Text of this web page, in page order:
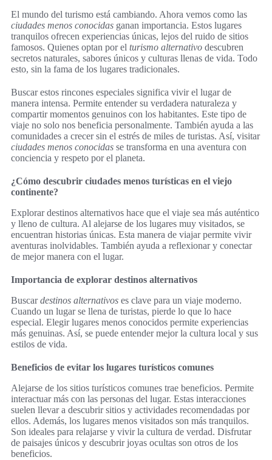
El mundo del turismo está cambiando. Ahora vemos como las
ciudades menos conocidas ganan importancia. Estos lugares
tranquilos ofrecen experiencias únicas, lejos del ruido de sitios
famosos. Quienes optan por el turismo alternativo descubren
secretos naturales, sabores únicos y culturas llenas de vida. Todo
esto, sin la fama de los lugares tradicionales.
Buscar estos rincones especiales significa vivir el lugar de
manera intensa. Permite entender su verdadera naturaleza y
compartir momentos genuinos con los habitantes. Este tipo de
viaje no solo nos beneficia personalmente. También ayuda a las
comunidades a crecer sin el estrés de miles de turistas. Así, visitar
ciudades menos conocidas se transforma en una aventura con
conciencia y respeto por el planeta.
¿Cómo descubrir ciudades menos turísticas en el viejo
continente?
Explorar destinos alternativos hace que el viaje sea más auténtico
y lleno de cultura. Al alejarse de los lugares muy visitados, se
encuentran historias únicas. Esta manera de viajar permite vivir
aventuras inolvidables. También ayuda a reflexionar y conectar
de mejor manera con el lugar.
Importancia de explorar destinos alternativos
Buscardestinos alternativos es clave para un viaje moderno.
Cuando un lugar se llena de turistas, pierde lo que lo hace
especial. Elegir lugares menos conocidos permite experiencias
más genuinas. Así, se puede entender mejor la cultura local y sus
estilos de vida.
Beneficios de evitar los lugares turísticos comunes
Alejarse de los sitios turísticos comunes trae beneficios. Permite
interactuar más con las personas del lugar. Estas interacciones
suelen llevar a descubrir sitios y actividades recomendadas por
ellos. Además, los lugares menos visitados son más tranquilos.
Son ideales para relajarse y vivir la cultura de verdad. Disfrutar
de paisajes únicos y descubrir joyas ocultas son otros de los
beneficios.